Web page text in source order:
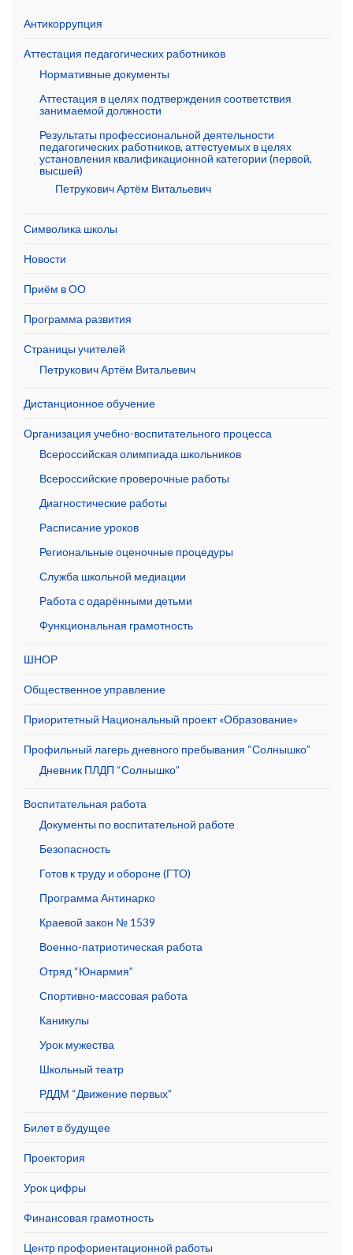
Антикоррупция
Аттестация педагогических работников
Нормативные документы
Аттестация в целях подтверждения соответствия
занимаемой должности
Результаты профессиональной деятельности
педагогических работников, аттестуемых в целях
установления квалификационной категории (первой,
высшей)
Петрукович Артём Витальевич
Символика школы
Новости
Приём в ОО
Программа развития
Страницы учителей
Петрукович Артём Витальевич
Дистанционное обучение
Организация учебно-воспитательного процесса
Всероссийская олимпиада школьников
Всероссийские проверочные работы
Диагностические работы
Расписание уроков
Региональные оценочные процедуры
Служба школьной медиации
Работа с одарёнными детьми
Функциональная грамотность
ШНОР
Общественное управление
Приоритетный Национальный проект «Образование»
Профильный лагерь дневного пребывания “Солнышко”
Дневник ПЛДП “Солнышко”
Воспитательная работа
Документы по воспитательной работе
Безопасность
Готов к труду и обороне (ГТО)
Программа Антинарко
Краевой закон № 1539
Военно-патриотическая работа
Отряд “Юнармия”
Спортивно-массовая работа
Каникулы
Урок мужества
Школьный театр
РДДМ “Движение первых”
Билет в будущее
Проектория
Урок цифры
Финансовая грамотность
Центр профориентационной работы